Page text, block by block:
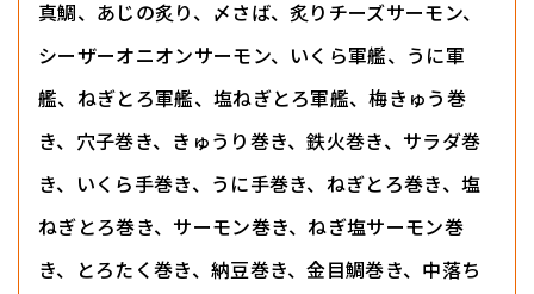
真鯛、あじの炙り、〆さば、炙りチーズサーモン、
シーザーオニオンサーモン、いくら軍艦、うに軍
艦、ねぎとろ軍艦、塩ねぎとろ軍艦、梅きゅう巻
き、穴子巻き、きゅうり巻き、鉄火巻き、サラダ巻
き、いくら手巻き、うに手巻き、ねぎとろ巻き、塩
ねぎとろ巻き、サーモン巻き、ねぎ塩サーモン巻
き、とろたく巻き、納豆巻き、金目鯛巻き、中落ち